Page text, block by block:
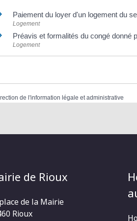
Paiement du loyer d'un logement du
Logement
Préavis et formalités du congé donné
Logement
de l'information légale et administrative
de Rioux
de la Mairie
Rioux